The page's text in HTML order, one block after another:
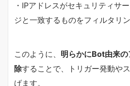
・IPアドレスがセキュリティサ
ジと一致するものをフィルタリ
このように、 明らかにBot由来
除することで、トリガー発動や
げます。